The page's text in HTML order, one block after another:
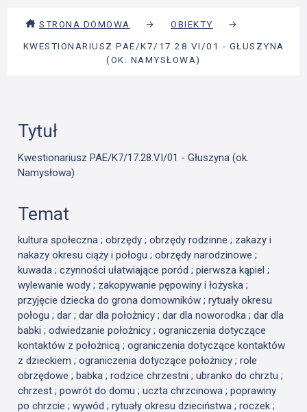
STRONA DOMOWA → OBIEKTY
→
KWESTIONARIUSZ PAE/K7/17.28.VI/01 - GŁUSZYNA
(OK. NAMYSŁOWA)
Tytuł
Kwestionariusz PAE/K7/17.28.VI/01 - Głuszyna (ok.
Namysłowa)
Temat
kultura społeczna ; obrzędy ; obrzędy rodzinne ; zakazy i
nakazy okresu ciąży i połogu ; obrzędy narodzinowe ;
kuwada ; czynności ułatwiające poród ; pierwsza kąpiel ;
wylewanie wody ; zakopywanie pępowiny i łożyska ;
przyjęcie dziecka do grona domowników ; rytuały okresu
połogu ; dar ; dar dla położnicy ; dar dla noworodka ; dar dla
babki ; odwiedzanie położnicy ; ograniczenia dotyczące
kontaktów z położnicą ; ograniczenia dotyczące kontaktów
z dzieckiem ; ograniczenia dotyczące położnicy ; role
obrzędowe ; babka ; rodzice chrzestni ; ubranko do chrztu ;
chrzest ; powrót do domu ; uczta chrzcinowa ; poprawiny
po chrzcie ; wywód ; rytuały okresu dzieciństwa ; roczek ;